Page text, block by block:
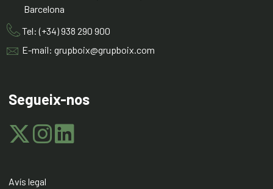
Barcelona
Tel: (+34) 938 290 900
E-mail: grupboix@grupboix.com
Segueix-nos
Avís legal